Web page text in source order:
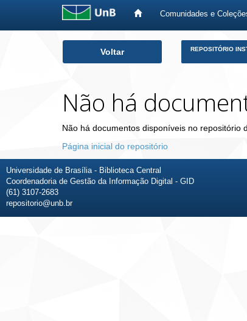
Comunidades e
Voltar REPOSITÓRIO
Não há
Não há documentos disponíveis no repositório
Página inicial do repositório
Universidade de Brasília - Biblioteca Central
Coordenadoria de Gestão da Informação Digital - GID
(61) 3107-2683
repositorio@unb.br